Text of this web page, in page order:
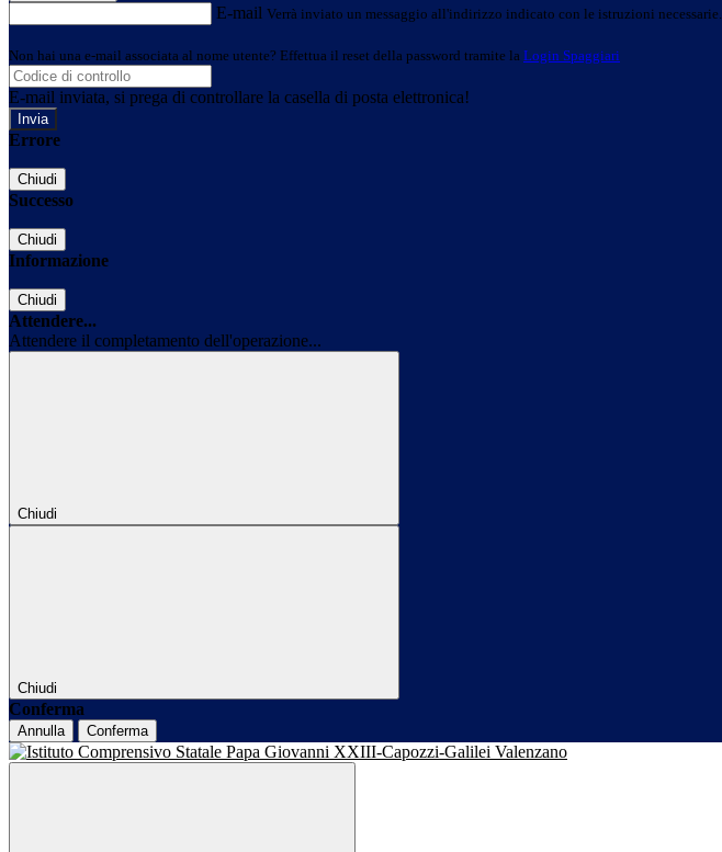
E-mail Verrà inviato un messaggio all'indirizzo indicato con le istruzioni necessarie.
Non hai una e-mail associata al nome utente? Effettua il reset della password tramite la Login Spaggiari
E-mail inviata, si prega di controllare la casella di posta elettronica!
Errore
Chiudi
Successo
Chiudi
Informazione
Chiudi
Attendere...
Attendere il completamento dell'operazione...
Chiudi
Chiudi
Conferma
Annulla Conferma